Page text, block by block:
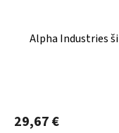
Alpha Industries
29,67 €